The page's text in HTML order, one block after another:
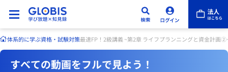
体系的に学ぶ資格・試験対策最速FP！2級講義 ~第2章 ライフプランニングと資金計画
すべての動画をフルで見よう！